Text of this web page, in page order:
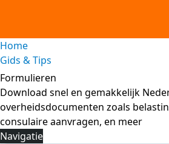
Home
Gids & Tips
Formulieren
Download snel en gemakkelijk
overheidsdocumenten zoals
consulaire aanvragen, en meer
Navigatie